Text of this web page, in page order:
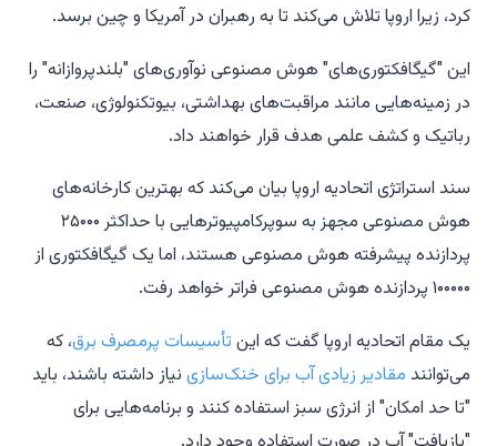
کرد، زیرا اروپا تلاش می‌کند تا به رهبران در آمریکا و چین برسد.
این "گیگافکتوری‌های" هوش مصنوعی نوآوری‌های "بلندپروازانه" را
در زمینه‌هایی مانند مراقبت‌های بهداشتی، بیوتکنولوژی، صنعت،
رباتیک و کشف علمی هدف قرار خواهند داد.
سند استراتژی اتحادیه اروپا بیان می‌کند که بهترین کارخانه‌های
هوش مصنوعی مجهز به سوپرکامپیوترهایی با حداکثر ۲۵۰۰۰
پردازنده پیشرفته هوش مصنوعی هستند، اما یک گیگافکتوری از
۱۰۰۰۰۰ پردازنده هوش مصنوعی فراتر خواهد رفت.
یک مقام اتحادیه اروپا گفت که این تأسیسات پرمصرف برق، که
می‌توانند مقادیر زیادی آب برای خنک‌سازی نیاز داشته باشند، باید
"تا حد امکان" از انرژی سبز استفاده کنند و برنامه‌هایی برای